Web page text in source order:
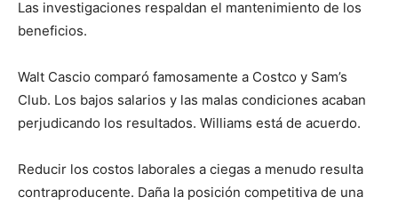
Las investigaciones respaldan el mantenimiento de los
beneficios.
Walt Cascio comparó famosamente a Costco y Sam’s
Club. Los bajos salarios y las malas condiciones acaban
perjudicando los resultados. Williams está de acuerdo.
Reducir los costos laborales a ciegas a menudo resulta
contraproducente. Daña la posición competitiva de una